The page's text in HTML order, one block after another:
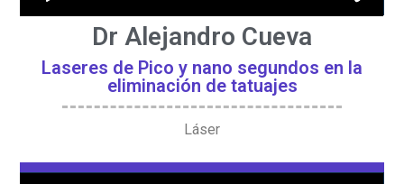
Dr Alejandro Cueva
Laseres de Pico y nano segundos en la
eliminación de tatuajes
Láser